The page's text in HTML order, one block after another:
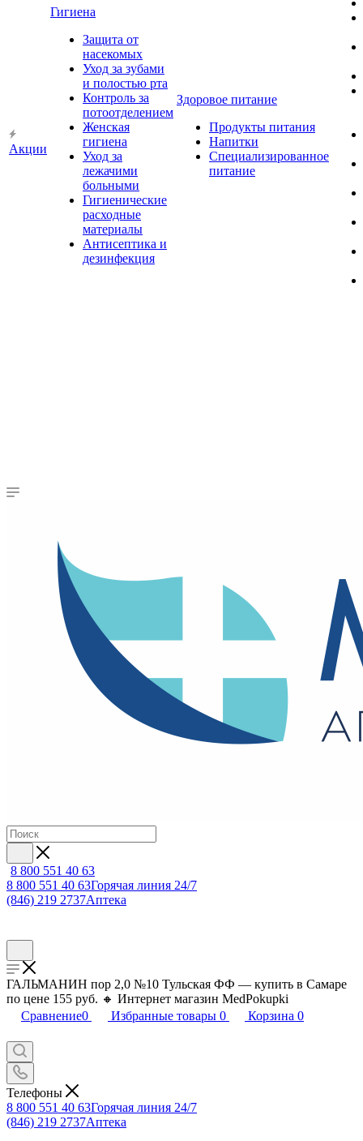
Акции
Гигиена
Защита от
насекомых
Уход за зубами
и полостью рта
Контроль за
потоотделением
Женская
гигиена
Уход за
лежачими
больными
Гигиенические
расходные
материалы
Антисептика и
дезинфекция
Здоровое питание
Продукты питания
Напитки
Специализированное
питание
8 800 551 40 63
8 800 551 40 63Горячая линия 24/7
(846) 219 2737Аптека
ГАЛЬМАНИН пор 2,0 №10 Тульская ФФ — купить в Самаре
по цене 155 руб. 🔸 Интернет магазин MedPokupki
Сравнение0 Избранные товары 0 Корзина 0
Телефоны
8 800 551 40 63Горячая линия 24/7
(846) 219 2737Аптека